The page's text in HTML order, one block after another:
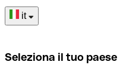
it
Seleziona il tuo paese